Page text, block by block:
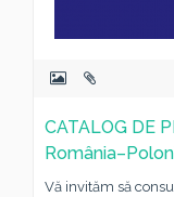
CATALOG DE
Vă invităm să